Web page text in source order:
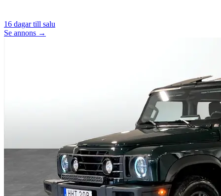
16 dagar till salu
Se annons →